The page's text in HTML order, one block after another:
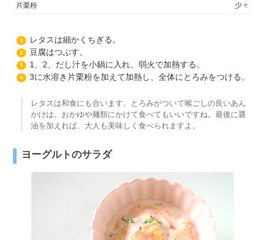
片栗粉
少々
1 レタスは細かくちぎる。
2 豆腐はつぶす。
3 1、2、だし汁を小鍋に入れ、弱火で加熱する。
4 3に水溶き片栗粉を加えて加熱し、全体にとろみをつける。
レタスは和食にも合います。とろみがついて喉ごしの良いあん
かけは、おかゆや麺類にかけて食べてもいいですね。最後に醤
油を加えれば、大人も美味しく食べられますよ。
ヨーグルトのサラダ